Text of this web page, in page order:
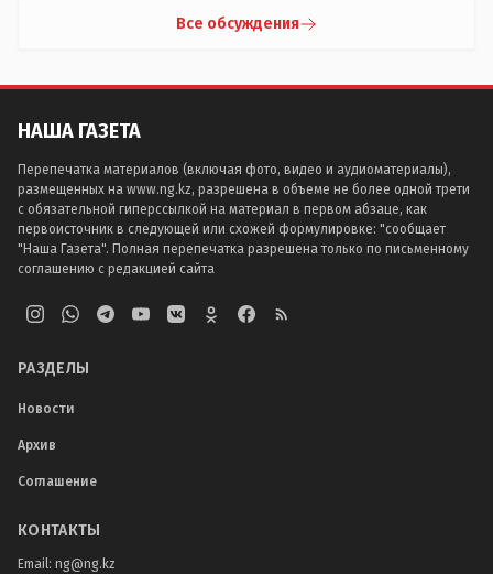
Все обсуждения
НАША ГАЗЕТА
Перепечатка материалов (включая фото, видео и аудиоматериалы),
размещенных на www.ng.kz, разрешена в объеме не более одной трети
с обязательной гиперссылкой на материал в первом абзаце, как
первоисточник в следующей или схожей формулировке: "сообщает
"Наша Газета". Полная перепечатка разрешена только по письменному
соглашению с редакцией сайта
РАЗДЕЛЫ
Новости
Архив
Соглашение
КОНТАКТЫ
Email: ng@ng.kz